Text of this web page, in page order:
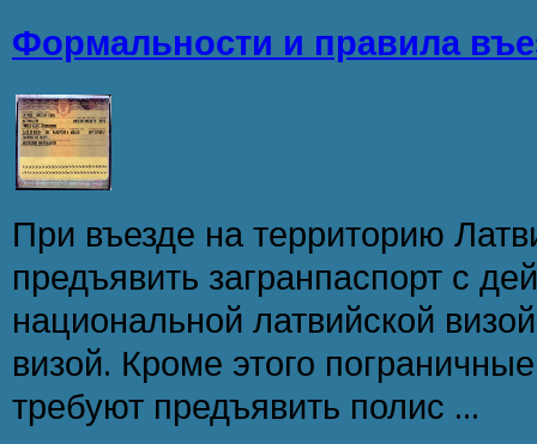
Формальности и правила
При въезде на территорию
предъявить загранпаспорт с
национальной латвийской
визой. Кроме этого
требуют предъявить полис ...